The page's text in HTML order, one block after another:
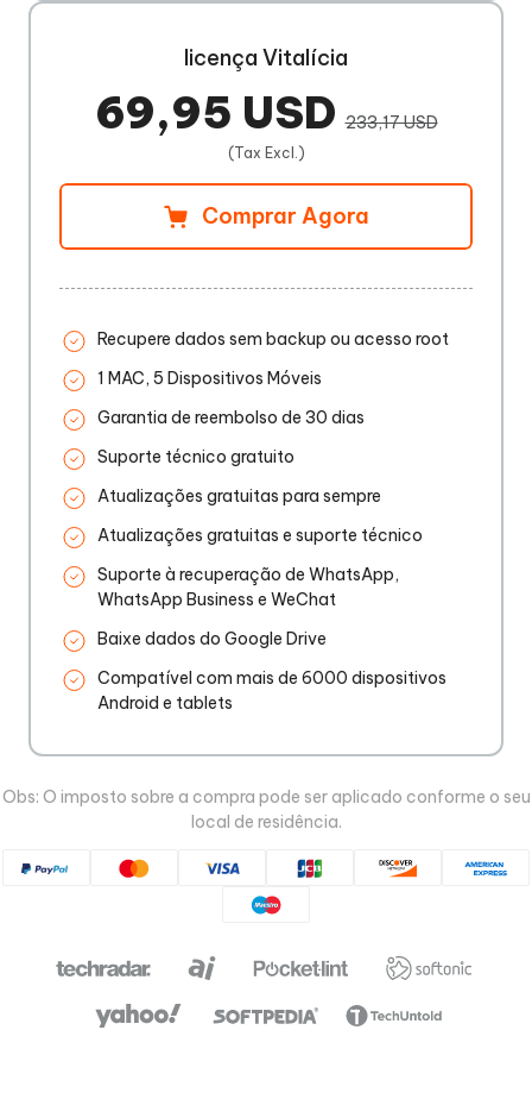
licença Vitalícia
69,95 USD233,17 USD
(Tax Excl.)
Comprar Agora
Recupere dados sem backup ou acesso root
1 MAC, 5 Dispositivos Móveis
Garantia de reembolso de 30 dias
Suporte técnico gratuito
Atualizações gratuitas para sempre
Atualizações gratuitas e suporte técnico
Suporte à recuperação de WhatsApp,
WhatsApp Business e WeChat
Baixe dados do Google Drive
Compatível com mais de 6000 dispositivos
Android e tablets
Obs: O imposto sobre a compra pode ser aplicado conforme o seu
local de residência.